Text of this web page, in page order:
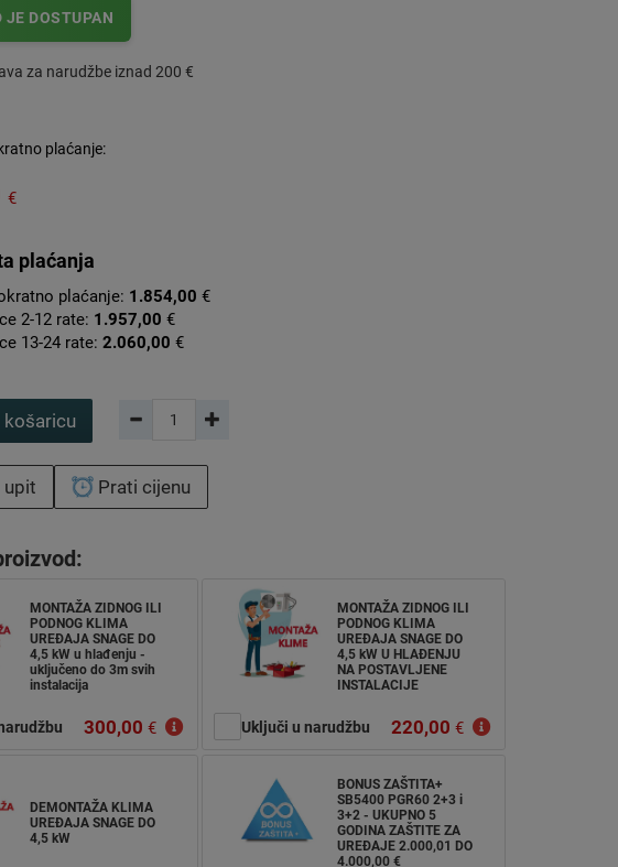
JE DOSTUPAN
za narudžbe iznad 200 €
plaćanje:
€
plaćanja
plaćanje: 1.854,00 €
2-12 rate: 1.957,00 €
13-24 rate: 2.060,00 €
košaricu
upit Prati cijenu
MONTAŽA ZIDNOG ILI
PODNOG KLIMA
UREĐAJA SNAGE DO
4,5 kW u hlađenju -
uključeno do 3m svih
instalacija
300,00 €
MONTAŽA ZIDNOG ILI
PODNOG KLIMA
UREĐAJA SNAGE DO
4,5 kW U HLAĐENJU
NA POSTAVLJENE
INSTALACIJE
Uključi u narudžbu 220,00 €
DEMONTAŽA KLIMA
UREĐAJA SNAGE DO
4,5 kW
BONUS ZAŠTITA+
SB5400 PGR60 2+3 i
3+2 - UKUPNO 5
GODINA ZAŠTITE ZA
UREĐAJE 2.000,01 DO
4.000,00 €